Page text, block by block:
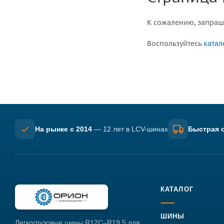
К сожалению,
Воспользуйтесь
На рынке с 2014 — 12 лет в LCV-шинах Быстрая
КАТАЛОГ
ШИНЫ